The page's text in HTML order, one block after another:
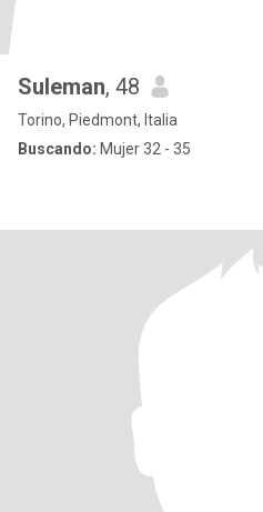
Suleman, 48
Torino, Piedmont, Italia
Buscando: Mujer 32 - 35